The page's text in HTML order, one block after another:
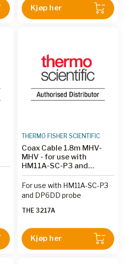
Kjøp her
THERMO FISHER SCIENTIFIC
Coax Cable 1.8m MHV-
MHV - for use with
HM11A-SC-P3 and
DP6DD
For use with HM11A-SC-P3
and DP6DD probe
THE 3217A
Kjøp her